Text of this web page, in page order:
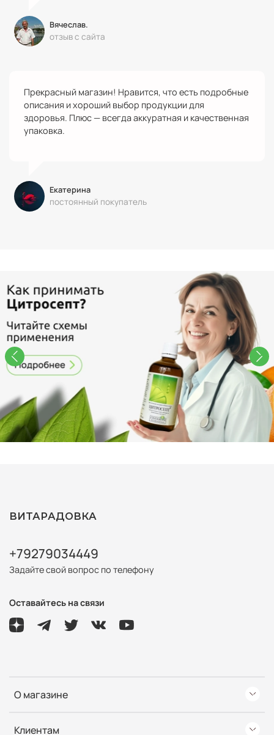
Вячеслав.
отзыв с сайта
Прекрасный магазин! Нравится, что есть подробные
описания и хороший выбор продукции для
здоровья. Плюс — всегда аккуратная и качественная
упаковка.
Екатерина
постоянный покупатель
О магазине
Клиентам
ВИТАРАДОВКА
+79279034449
Задайте свой вопрос по телефону
Оставайтесь на связи